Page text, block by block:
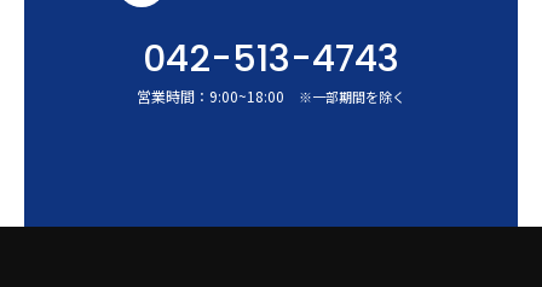
042-513-4743
営業時間： 9:00~18:00 ※一部期間を除く